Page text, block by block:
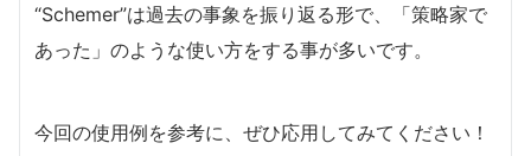
“Schemer”は過去の事象を振り返る形で、「策略家で
あった」のような使い方をする事が多いです。
今回の使用例を参考に、ぜひ応用してみてください！